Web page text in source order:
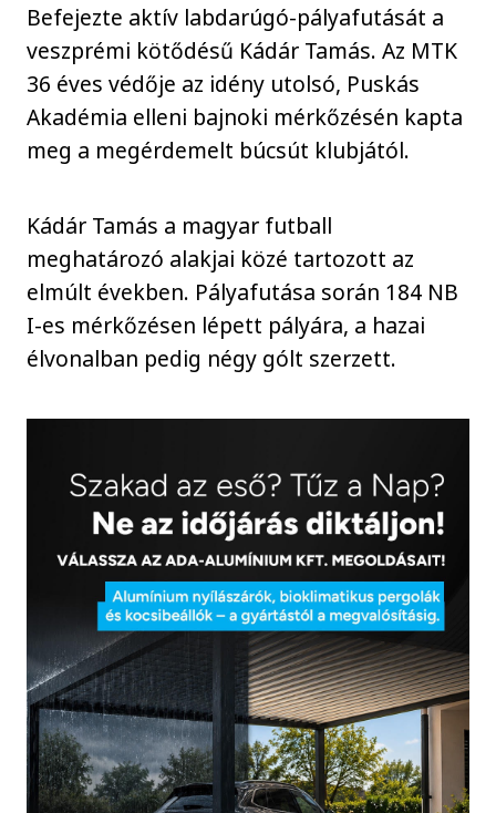
Befejezte aktív labdarúgó-pályafutását a
veszprémi kötődésű Kádár Tamás. Az MTK
36 éves védője az idény utolsó, Puskás
Akadémia elleni bajnoki mérkőzésén kapta
meg a megérdemelt búcsút klubjától.
Kádár Tamás a magyar futball
meghatározó alakjai közé tartozott az
elmúlt években. Pályafutása során 184 NB
I-es mérkőzésen lépett pályára, a hazai
élvonalban pedig négy gólt szerzett.